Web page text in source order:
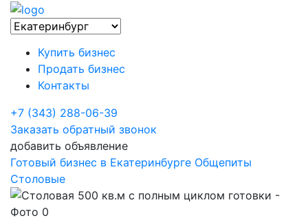
Купить бизнес
Продать бизнес
Контакты
+7 (343) 288-06-39
Заказать обратный звонок
добавить объявление
Готовый бизнес в Екатеринбурге Общепиты
Столовые